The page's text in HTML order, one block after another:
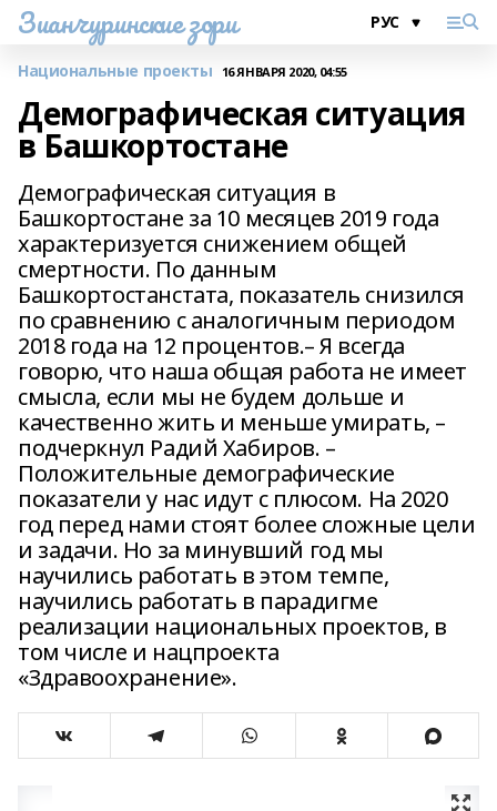
Зианчуринские зори
Национальные проекты 16 ЯНВАРЯ 2020, 04:55
Демографическая ситуация
в Башкортостане
Демографическая ситуация в
Башкортостане за 10 месяцев 2019 года
характеризуется снижением общей
смертности. По данным
Башкортостанстата, показатель снизился
по сравнению с аналогичным периодом
2018 года на 12 процентов.– Я всегда
говорю, что наша общая работа не имеет
смысла, если мы не будем дольше и
качественно жить и меньше умирать, –
подчеркнул Радий Хабиров. –
Положительные демографические
показатели у нас идут с плюсом. На 2020
год перед нами стоят более сложные цели
и задачи. Но за минувший год мы
научились работать в этом темпе,
научились работать в парадигме
реализации национальных проектов, в
том числе и нацпроекта
«Здравоохранение».